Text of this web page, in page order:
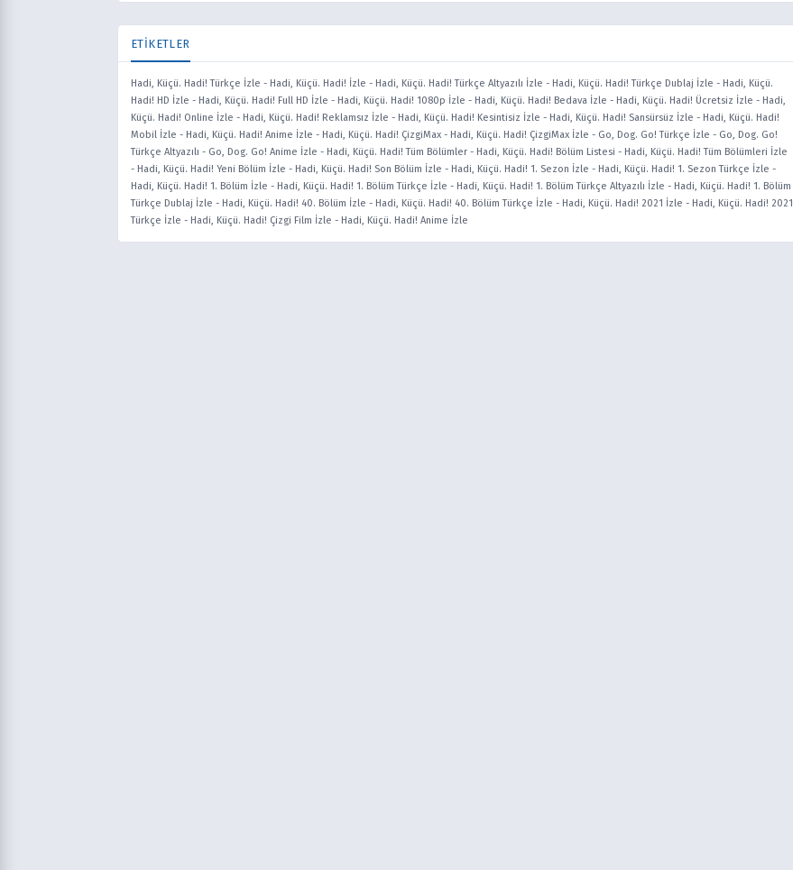
ETİKETLER
Hadi, Küçü. Hadi! Türkçe İzle - Hadi, Küçü. Hadi! İzle - Hadi, Küçü. Hadi! Türkçe Altyazılı İzle - Hadi, Küçü. Hadi! Türkçe Dublaj İzle - Hadi, Küçü.
Hadi! HD İzle - Hadi, Küçü. Hadi! Full HD İzle - Hadi, Küçü. Hadi! 1080p İzle - Hadi, Küçü. Hadi! Bedava İzle - Hadi, Küçü. Hadi! Ücretsiz İzle - Hadi,
Küçü. Hadi! Online İzle - Hadi, Küçü. Hadi! Reklamsız İzle - Hadi, Küçü. Hadi! Kesintisiz İzle - Hadi, Küçü. Hadi! Sansürsüz İzle - Hadi, Küçü. Hadi!
Mobil İzle - Hadi, Küçü. Hadi! Anime İzle - Hadi, Küçü. Hadi! ÇizgiMax - Hadi, Küçü. Hadi! ÇizgiMax İzle - Go, Dog. Go! Türkçe İzle - Go, Dog. Go!
Türkçe Altyazılı - Go, Dog. Go! Anime İzle - Hadi, Küçü. Hadi! Tüm Bölümler - Hadi, Küçü. Hadi! Bölüm Listesi - Hadi, Küçü. Hadi! Tüm Bölümleri İzle
- Hadi, Küçü. Hadi! Yeni Bölüm İzle - Hadi, Küçü. Hadi! Son Bölüm İzle - Hadi, Küçü. Hadi! 1. Sezon İzle - Hadi, Küçü. Hadi! 1. Sezon Türkçe İzle -
Hadi, Küçü. Hadi! 1. Bölüm İzle - Hadi, Küçü. Hadi! 1. Bölüm Türkçe İzle - Hadi, Küçü. Hadi! 1. Bölüm Türkçe Altyazılı İzle - Hadi, Küçü. Hadi! 1. Bölüm
Türkçe Dublaj İzle - Hadi, Küçü. Hadi! 40. Bölüm İzle - Hadi, Küçü. Hadi! 40. Bölüm Türkçe İzle - Hadi, Küçü. Hadi! 2021 İzle - Hadi, Küçü. Hadi! 2021
Türkçe İzle - Hadi, Küçü. Hadi! Çizgi Film İzle - Hadi, Küçü. Hadi! Anime İzle